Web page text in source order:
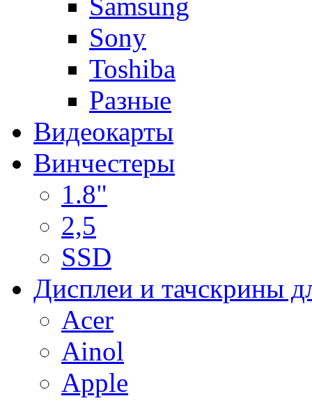
Sony
Toshiba
Разные
Видеокарты
Винчестеры
1.8"
2,5
SSD
Дисплеи и тачскрины
Acer
Ainol
Apple